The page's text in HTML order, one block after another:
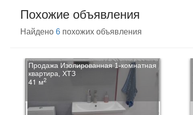
Похожие объявления
Найдено 6 похожих объявления
Продажа Изолированная 1-комнатная
квартира, ХТЗ
41 м2